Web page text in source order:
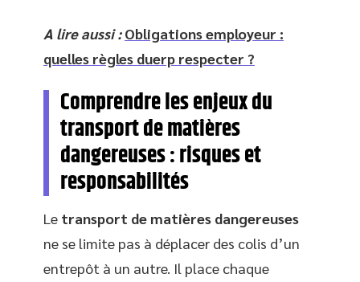
A lire aussi : Obligations employeur :
quelles règles duerp respecter ?
Comprendre les enjeux du
transport de matières
dangereuses : risques et
responsabilités
Le transport de matières dangereuses
ne se limite pas à déplacer des colis d’un
entrepôt à un autre. Il place chaque